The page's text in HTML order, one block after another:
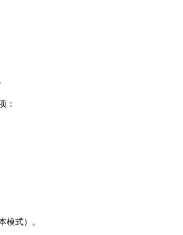
：
模式）。